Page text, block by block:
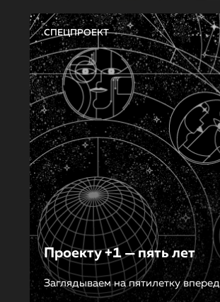
СПЕЦПРОЕКТ
Проекту +1 — пять лет
Заглядываем на пятилетку вперед